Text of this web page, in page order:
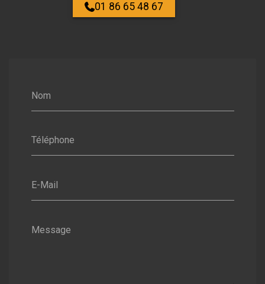
Nom
Téléphone
E-Mail
Message
01 86 65 48 67